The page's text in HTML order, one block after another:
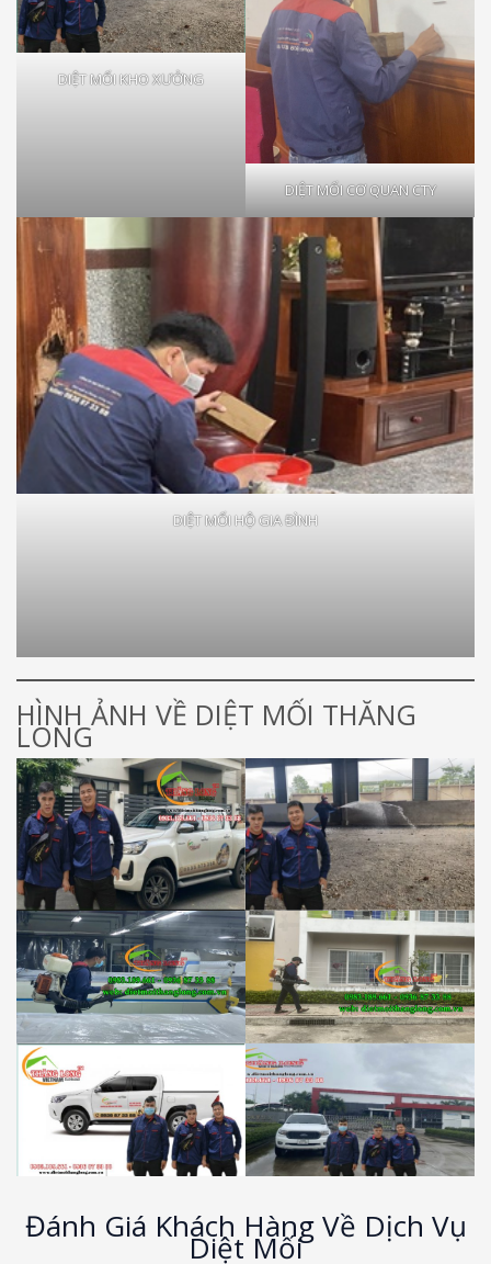
DIỆT MỐI KHO XƯỞNG
DIỆT MỐI CƠ QUAN CTY
DIỆT MỐI HỘ GIA ĐÌNH
HÌNH ẢNH VỀ DIỆT MỐI THĂNG
LONG
Đánh Giá Khách Hàng Về Dịch Vụ
Diệt Mối